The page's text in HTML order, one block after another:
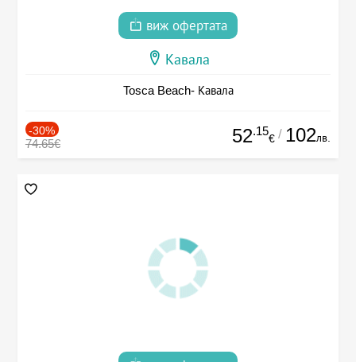
виж офертата
Кавала
Tosca Beach- Кавала
-30%
74.65€ 52.15
€ / 102лв.